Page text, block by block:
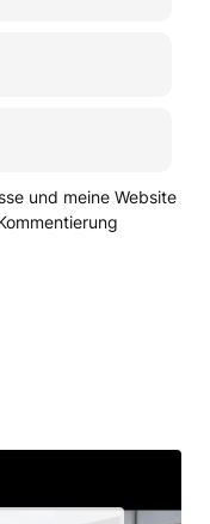
und meine Website